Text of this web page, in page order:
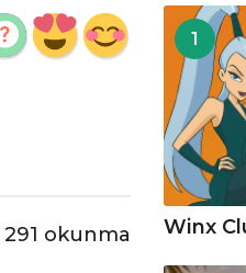
291 okunma
1
Winx